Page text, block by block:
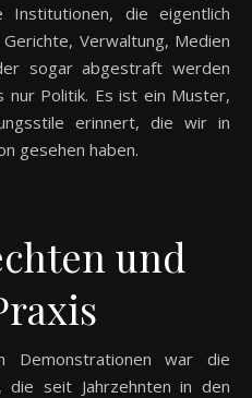
die eigentlich
Verwaltung, Medien
sogar abgestraft werden
nur Politik. Es ist ein Muster,
erinnert, die wir in
gesehen haben.
und
Demonstrationen war die
die seit Jahrzehnten in den